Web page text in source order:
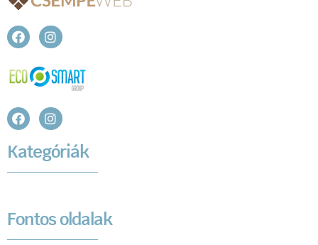
Kategóriák
Fontos oldalak